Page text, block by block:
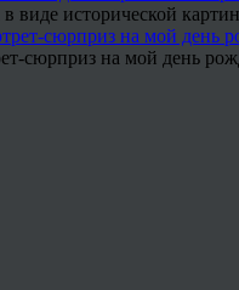
виде исторической
сюрприз на мой день